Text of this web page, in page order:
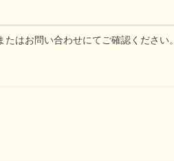
はお問い合わせにてご確認ください。